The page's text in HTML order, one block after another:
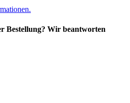
Bestellung? Wir beantworten